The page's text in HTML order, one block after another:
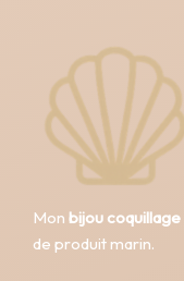
Mon bijou coquillage
de produit marin.